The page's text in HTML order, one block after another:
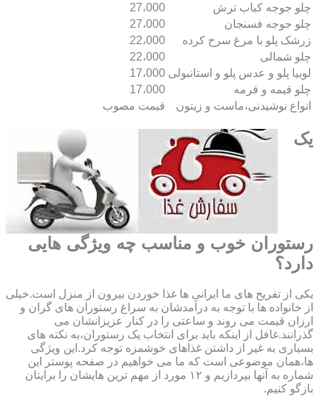
چلو جوجه کباب ترش
27،000
چلو جوجه فسنجان
27،000
زرشک پلو با مرغ سرخ کرده
22،000
چلو شمالی
22،000
لوبیا پلو و عدس پلو و استانبولی 17،000
چلو قیمه و قرمه
17،000
انواع نوشیدنی،ماست و زیتون
قیمت مصوب
یک
رستوران خوب و مناسب چه ویژگی هایی
دارد؟
یکی از تفریح های ما ایرانی ها غذا خوردن بیرون از منزل است.خیلی
از خانواده ها با توجه به درآمدشان به سراغ رستوران های گران و
ارزان قیمت می روند و ساعتی را در کنار عزیزانشان می
گذرانند.غافل از اینکه باید برای انتخاب یک رستوران،به نکته های
بسیاری به غیر از داشتن غذاهای خوشمزه توجه کرد.این ویژگی
ها،همان موضوعی است که ما می خواهیم در صفحه پوستر این
شماره به آنها بپردازیم و ۱۲ مورد از مهم ترین هایشان را برایتان
بازگو کنیم.